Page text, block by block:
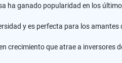
ha ganado popularidad en los
y es perfecta para los
crecimiento que atrae a inversores